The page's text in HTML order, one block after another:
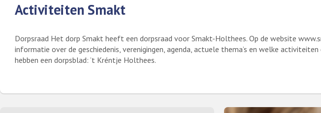
Activiteiten Smakt
Dorpsraad Het dorp Smakt heeft een dorpsraad voor Smakt-Holthees. Op de website
informatie over de geschiedenis, verenigingen, agenda, actuele thema’s en welke
hebben een dorpsblad: ’t Kréntje Holthees.